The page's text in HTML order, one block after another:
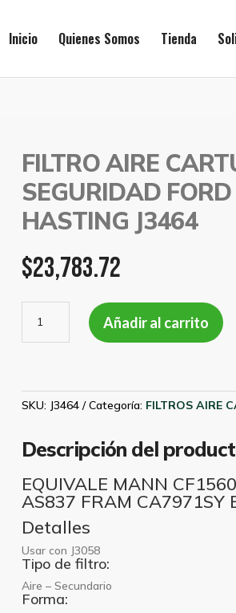
Inicio Quienes Somos Tienda
FILTRO AIRE
SEGURIDAD
HASTING J3464
$23,783.72
AIRE
CARTUCHO
14000
HASTING
J3464
cantidad
Añadir al carrito
SKU: J3464 Categoría: FILTROS AIRE
Descripción del
EQUIVALE MANN
AS837 FRAM CA7971SY
Detalles
Usar con J3058
Tipo de filtro:
Aire – Secundario
Forma: